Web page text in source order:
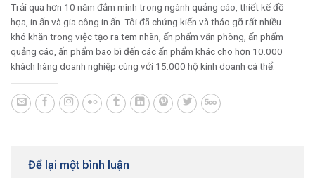
Trải qua hơn 10 năm đắm mình trong ngành quảng cáo, thiết kế đồ
họa, in ấn và gia công in ấn. Tôi đã chứng kiến và tháo gỡ rất nhiều
khó khăn trong việc tạo ra tem nhãn, ấn phẩm văn phòng, ấn phẩm
quảng cáo, ấn phẩm bao bì đến các ấn phẩm khác cho hơn 10.000
khách hàng doanh nghiệp cùng với 15.000 hộ kinh doanh cá thể.
Để lại một bình luận